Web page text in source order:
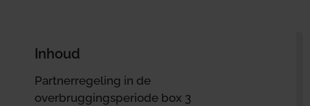
Inhoud
Partnerregeling in de
overbruggingsperiode box 3